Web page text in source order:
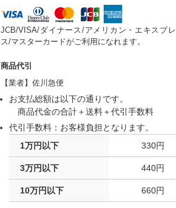
JCB/VISA/ダイナース/アメリカン・エキスプレ
ス/マスターカードがご利用になれます。
商品代引
【業者】佐川急便
お支払総額は以下の通りです。
商品代金の合計＋送料＋代引手数料
代引手数料：お客様負担となります。
1万円以下
330円
3万円以下 440円
10万円以下 660円